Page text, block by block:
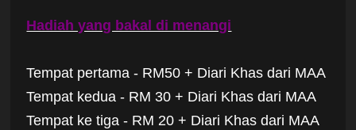
Hadiah yang bakal di menangi
Tempat pertama - RM50 + Diari Khas dari MAA
Tempat kedua - RM 30 + Diari Khas dari MAA
Tempat ke tiga - RM 20 + Diari Khas dari MAA